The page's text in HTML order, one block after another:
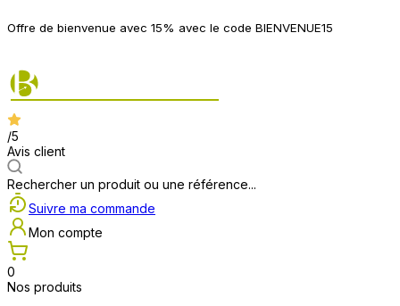
Offre de bienvenue avec 15% avec le code BIENVENUE15
/5
Avis client
Rechercher un produit ou une référence...
Suivre ma commande
Mon compte
0
Nos produits